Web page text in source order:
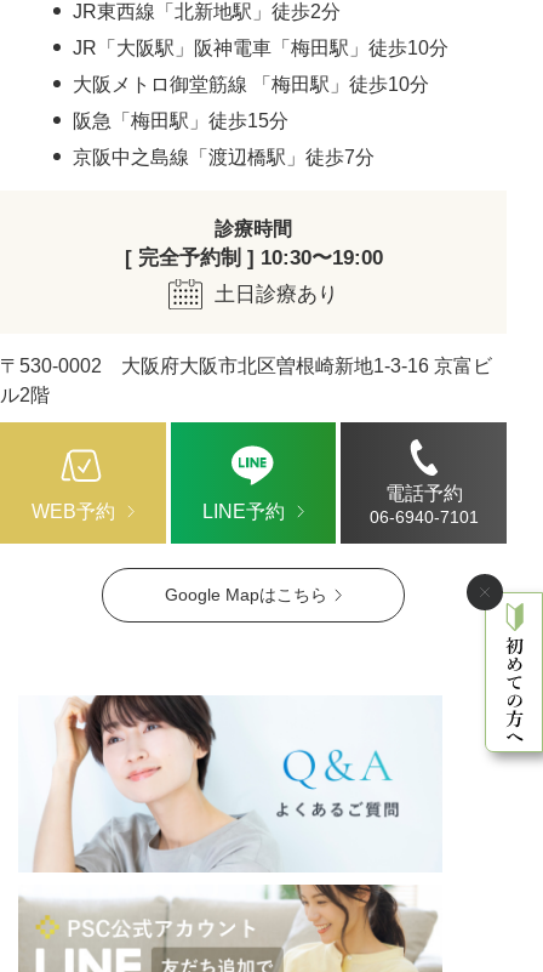
Google Mapはこちら
JR東西線「北新地駅」徒歩2分
JR「大阪駅」阪神電車「梅田駅」徒歩10分
大阪メトロ御堂筋線 「梅田駅」徒歩10分
阪急「梅田駅」徒歩15分
京阪中之島線「渡辺橋駅」徒歩7分
診療時間
[ 完全予約制 ] 10:30〜19:00
土日診療あり
〒530-0002 大阪府大阪市北区曽根崎新地1-3-16 京富ビ
ル2階
WEB予約 LINE予約
電話予約
06-6940-7101